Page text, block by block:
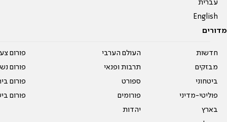
עברית
English
מדורים
חדשות
מבזקים
ביטחוני
פוליטי-מדיני
בארץ
העולם הערבי
תרבות ופנאי
ספורט
פורומים
יהדות
פורום
פורום
פורום
פורום